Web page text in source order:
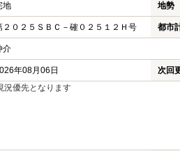
地 地勢
２０２５ＳＢＣ－確０２５１２Ｈ号 都市
介
年08月06日 次回
況優先となります